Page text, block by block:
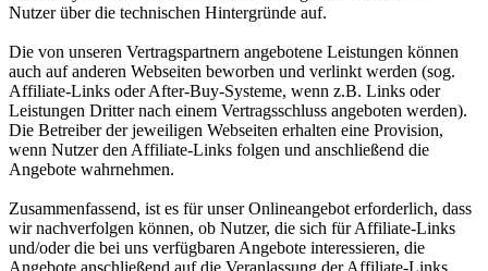
Nutzer über die technischen Hintergründe auf.
Die von unseren Vertragspartnern angebotene Leistungen können
auch auf anderen Webseiten beworben und verlinkt werden (sog.
Affiliate-Links oder After-Buy-Systeme, wenn z.B. Links oder
Leistungen Dritter nach einem Vertragsschluss angeboten werden).
Die Betreiber der jeweiligen Webseiten erhalten eine Provision,
wenn Nutzer den Affiliate-Links folgen und anschließend die
Angebote wahrnehmen.
Zusammenfassend, ist es für unser Onlineangebot erforderlich, dass
wir nachverfolgen können, ob Nutzer, die sich für Affiliate-Links
und/oder die bei uns verfügbaren Angebote interessieren, die
Angebote anschließend auf die Veranlassung der Affiliate-Links